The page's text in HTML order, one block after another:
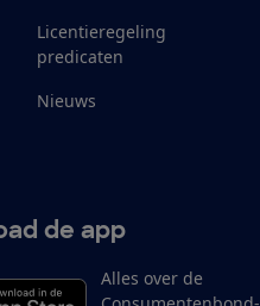
Licentieregeling
predicaten
Nieuws
de app
Alles over de